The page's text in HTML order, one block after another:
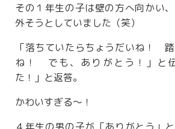
その１年生の子は壁の方へ向かい
外そうとしていました（笑）
「落ちていたらちょうだいね！
ね！ でも、ありがとう！」と
た！」と返答。
かわいすぎる〜！